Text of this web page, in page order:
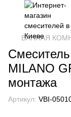
ВАННАЯ
MILANO
монтажа
Артикул: VBI-